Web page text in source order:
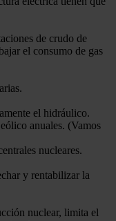
de crudo de
el consumo de gas
el hidráulico.
anuales. (Vamos
nucleares.
y rentabilizar la
nuclear, limita el